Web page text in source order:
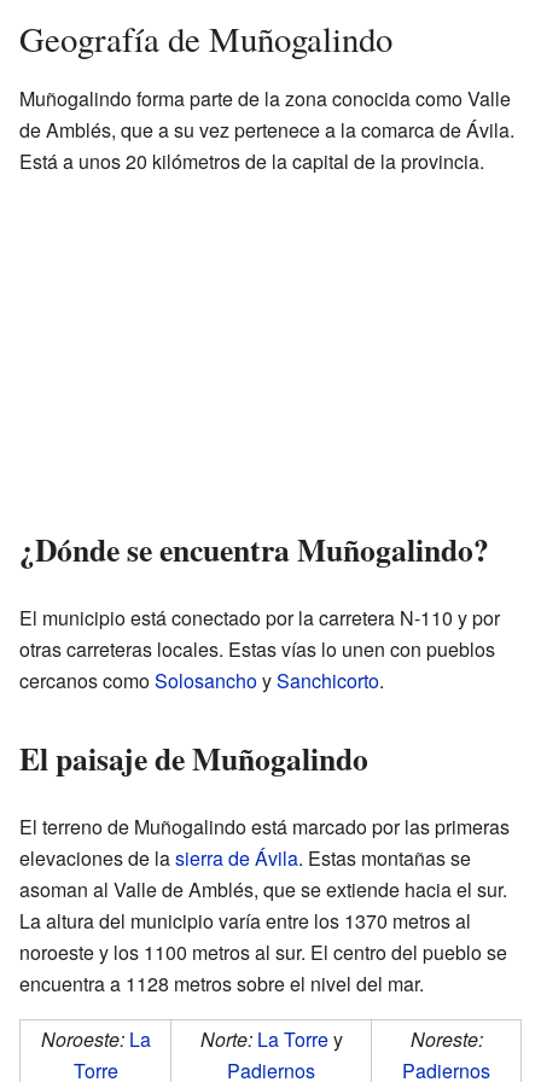
Geografía de Muñogalindo
Muñogalindo forma parte de la zona conocida como Valle
de Amblés, que a su vez pertenece a la comarca de Ávila.
Está a unos 20 kilómetros de la capital de la provincia.
¿Dónde se encuentra Muñogalindo?
El municipio está conectado por la carretera N-110 y por
otras carreteras locales. Estas vías lo unen con pueblos
cercanos comoSolosanchoySanchicorto.
El paisaje de Muñogalindo
El terreno de Muñogalindo está marcado por las primeras
elevaciones de lasierra de Ávila. Estas montañas se
asoman al Valle de Amblés, que se extiende hacia el sur.
La altura del municipio varía entre los 1370 metros al
noroeste y los 1100 metros al sur. El centro del pueblo se
encuentra a 1128 metros sobre el nivel del mar.
Noroeste: La
Torre
Norte: La Torrey
Padiernos
Noreste:
Padiernos